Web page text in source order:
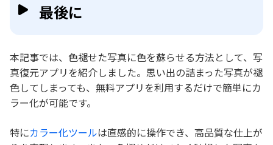
最後に
本記事では、色褪せた写真に色を蘇らせる方法として、写
真復元アプリを紹介しました。思い出の詰まった写真が褪
色してしまっても、無料アプリを利用するだけで簡単にカ
ラー化が可能です。
特にカラー化ツールは直感的に操作でき、高品質な仕上が